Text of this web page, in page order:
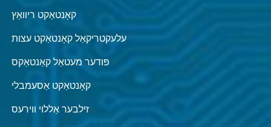
קאָנטאַקט ריוואַץ
עלעקטריקאַל קאָנטאַקט עצות
פּודער מעטאַל קאַנטאַקס
קאָנטאַקט אַסעמבלי
זילבער אַללוי ווירעס